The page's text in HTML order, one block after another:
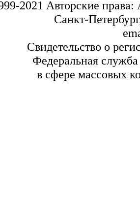
2021 Авторские
Санкт-
Свидетельство о
Федеральная служба
в сфере массовых